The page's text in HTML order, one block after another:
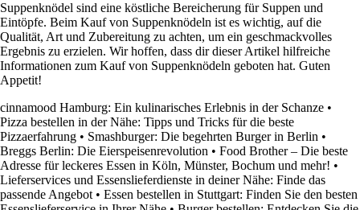
Suppenknödel sind eine köstliche Bereicherung für Suppen und
Eintöpfe. Beim Kauf von Suppenknödeln ist es wichtig, auf die
Qualität, Art und Zubereitung zu achten, um ein geschmackvolles
Ergebnis zu erzielen. Wir hoffen, dass dir dieser Artikel hilfreiche
Informationen zum Kauf von Suppenknödeln geboten hat. Guten
Appetit!
cinnamood Hamburg: Ein kulinarisches Erlebnis in der Schanze •
Pizza bestellen in der Nähe: Tipps und Tricks für die beste
Pizzaerfahrung • Smashburger: Die begehrten Burger in Berlin •
Breggs Berlin: Die Eierspeisenrevolution • Food Brother – Die beste
Adresse für leckeres Essen in Köln, Münster, Bochum und mehr! •
Lieferservices und Essenslieferdienste in deiner Nähe: Finde das
passende Angebot • Essen bestellen in Stuttgart: Finden Sie den besten